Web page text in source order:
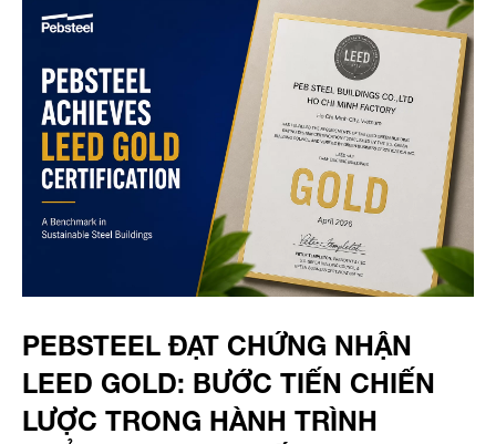
PEBSTEEL ĐẠT CHỨNG NHẬN
LEED GOLD: BƯỚC TIẾN CHIẾN
LƯỢC TRONG HÀNH TRÌNH